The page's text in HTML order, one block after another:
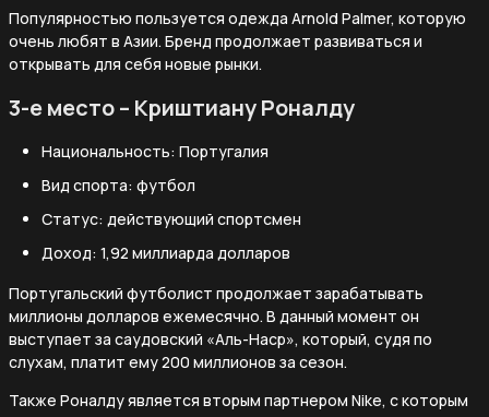
Популярностью пользуется одежда Arnold Palmer, которую
очень любят в Азии. Бренд продолжает развиваться и
открывать для себя новые рынки.
3-е место – Криштиану Роналду
Национальность: Португалия
Вид спорта: футбол
Статус: действующий спортсмен
Доход: 1,92 миллиарда долларов
Португальский футболист продолжает зарабатывать
миллионы долларов ежемесячно. В данный момент он
выступает за саудовский «Аль-Наср», который, судя по
слухам, платит ему 200 миллионов за сезон.
Также Роналду является вторым партнером Nike, с которым